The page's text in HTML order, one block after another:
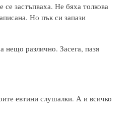
застъпваха. Не бяха толкова
Но пък си запази
нещо различно. Засега, пазя
евтини слушалки. А и всичко